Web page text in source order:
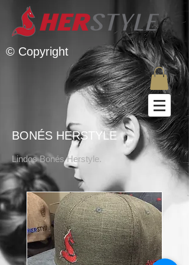
© Copyright
BONÉS HERSTYLE
Lindos Bonés Herstyle.